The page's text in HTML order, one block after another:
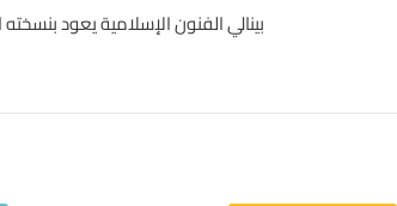
بينالي الفنون الإسلامية يعود